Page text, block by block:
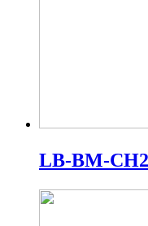
LB-BM-